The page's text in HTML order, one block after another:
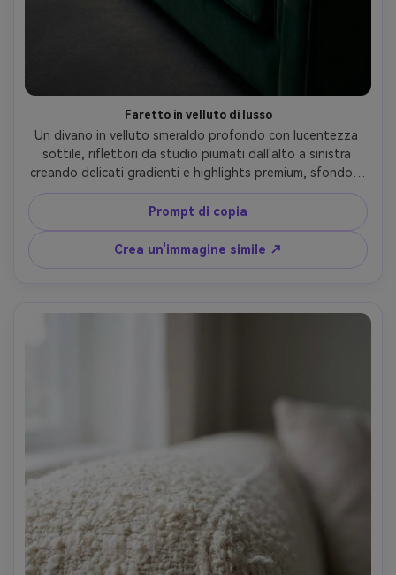
Faretto in velluto di lusso
Un divano in velluto smeraldo profondo con lucentezza
sottile, riflettori da studio piumati dall'alto a sinistra
creando delicati gradienti e highlights premium, sfondo a
carbone scuro, angolo di tre quarti, scattato su Sony
A7IV con obiettivo da 50 mm, f/5.6, foto di prodotto
editoriale ultra realistica, raffinata graduazione dei colori,
cuciture nitide e dettagli di tubazione- -ar 4:5
Prompt di copia
Crea un'immagine simile ↗